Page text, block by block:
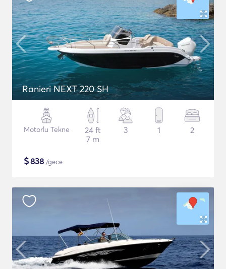
Ranieri NEXT 220 SH
Motorlu Tekne
24 ft
7 m
3 1 2
$838 /gece